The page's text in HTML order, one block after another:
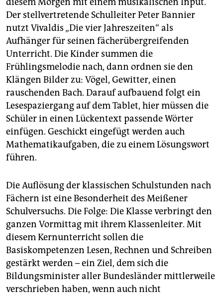
diesem Morgen mit einem musikalischen Input.
Der stellvertretende Schulleiter Peter Bannier
nutzt Vivaldis „Die vier Jahreszeiten“ als
Aufhänger für seinen fächerübergreifenden
Unterricht. Die Kinder summen die
Frühlingsmelodie nach, dann ordnen sie den
Klängen Bilder zu: Vögel, Gewitter, einen
rauschenden Bach. Darauf aufbauend folgt ein
Lesespaziergang auf dem Tablet, hier müssen die
Schüler in einen Lückentext passende Wörter
einfügen. Geschickt eingefügt werden auch
Mathematikaufgaben, die zu einem Lösungswort
führen.
Die Auflösung der klassischen Schulstunden nach
Fächern ist eine Besonderheit des Meißener
Schulversuchs. Die Folge: Die Klasse verbringt den
ganzen Vormittag mit ihrem Klassenleiter. Mit
diesem Kernunterricht sollen die
Basiskompetenzen Lesen, Rechnen und ­Schreiben
gestärkt werden – ein Ziel, dem sich die
Bildungsminister aller Bundesländer mittlerweile
verschrieben haben, wenn auch nicht